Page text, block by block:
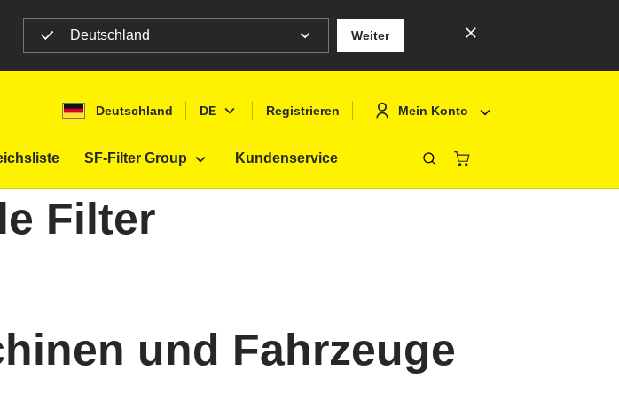
Deutschland Weiter
Deutschland DE Registrieren Mein Konto
SF-Filter Group Kundenservice
Filter
und Fahrzeuge